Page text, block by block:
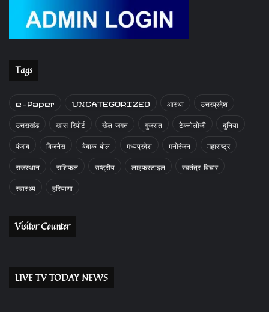
Tags
e-Paper UNCATEGORIZED आस्था उत्तरप्रदेश
उत्तराखंड खास रिपोर्ट खेल जगत गुजरात टेक्नोलोजी दुनिया
पंजाब बिजनेस बेबाक बोल मध्यप्रदेश मनोरंजन महाराष्ट्र
राजस्थान राशिफल राष्ट्रीय लाइफस्टाइल स्वतंत्र विचार
स्वास्थ्य हरियाणा
Visitor Counter
LIVE TV TODAY NEWS